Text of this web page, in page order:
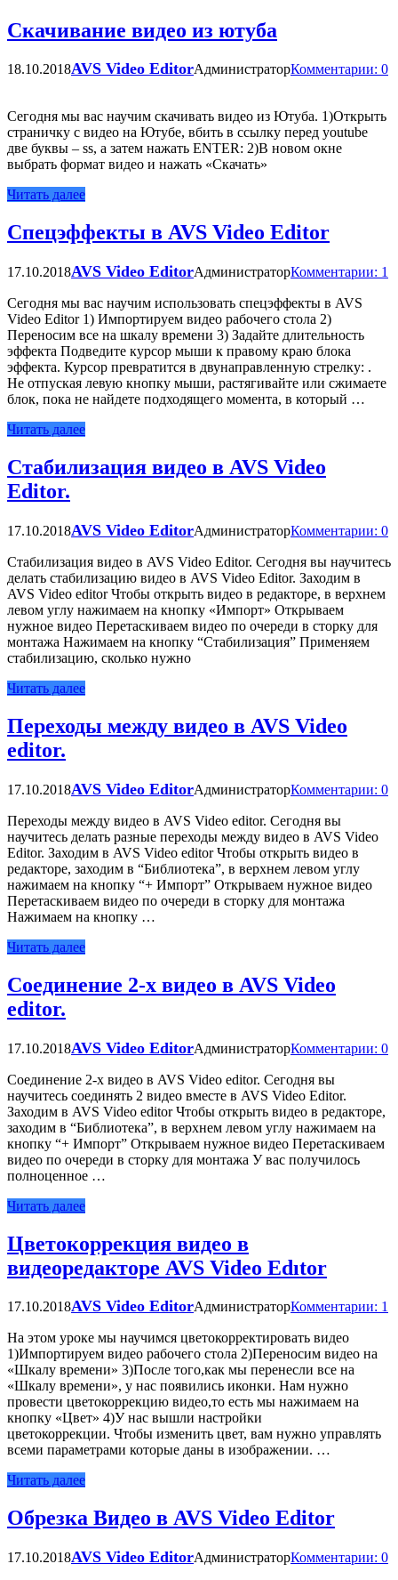
Скачивание видео из ютуба
18.10.2018AVS Video EditorАдминистраторКомментарии: 0
Сегодня мы вас научим скачивать видео из Ютуба. 1)Открыть
страничку с видео на Ютубе, вбить в ссылку перед youtube
две буквы – ss, а затем нажать ENTER: 2)В новом окне
выбрать формат видео и нажать «Скачать»
Читать далее
Спецэффекты в AVS Video Editor
17.10.2018AVS Video EditorАдминистраторКомментарии: 1
Сегодня мы вас научим использовать спецэффекты в AVS
Video Editor 1) Импортируем видео рабочего стола 2)
Переносим все на шкалу времени 3) Задайте длительность
эффекта Подведите курсор мыши к правому краю блока
эффекта. Курсор превратится в двунаправленную стрелку: .
Не отпуская левую кнопку мыши, растягивайте или сжимаете
блок, пока не найдете подходящего момента, в который …
Читать далее
Стабилизация видео в AVS Video
Editor.
17.10.2018AVS Video EditorАдминистраторКомментарии: 0
Стабилизация видео в AVS Video Editor. Сегодня вы научитесь
делать стабилизацию видео в AVS Video Editor. Заходим в
AVS Video editor Чтобы открыть видео в редакторе, в верхнем
левом углу нажимаем на кнопку «Импорт» Открываем
нужное видео Перетаскиваем видео по очереди в сторку для
монтажа Нажимаем на кнопку “Стабилизация” Применяем
стабилизацию, сколько нужно
Читать далее
Переходы между видео в AVS Video
editor.
17.10.2018AVS Video EditorАдминистраторКомментарии: 0
Переходы между видео в AVS Video editor. Сегодня вы
научитесь делать разные переходы между видео в AVS Video
Editor. Заходим в AVS Video editor Чтобы открыть видео в
редакторе, заходим в “Библиотека”, в верхнем левом углу
нажимаем на кнопку “+ Импорт” Открываем нужное видео
Перетаскиваем видео по очереди в сторку для монтажа
Нажимаем на кнопку …
Читать далее
Соединение 2-х видео в AVS Video
editor.
17.10.2018AVS Video EditorАдминистраторКомментарии: 0
Соединение 2-х видео в AVS Video editor. Сегодня вы
научитесь соединять 2 видео вместе в AVS Video Editor.
Заходим в AVS Video editor Чтобы открыть видео в редакторе,
заходим в “Библиотека”, в верхнем левом углу нажимаем на
кнопку “+ Импорт” Открываем нужное видео Перетаскиваем
видео по очереди в сторку для монтажа У вас получилось
полноценное …
Читать далее
Цветокоррекция видео в
видеоредакторе AVS Video Edıtor
17.10.2018AVS Video EditorАдминистраторКомментарии: 1
На этом уроке мы научимся цветокорректировать видео
1)Импортируем видео рабочего стола 2)Переносим видео на
«Шкалу времени» 3)После того,как мы перенесли все на
«Шкалу времени», у нас появились иконки. Нам нужно
провести цветокоррекцию видео,то есть мы нажимаем на
кнопку «Цвет» 4)У нас вышли настройки
цветокоррекции. Чтобы изменить цвет, вам нужно управлять
всеми параметрами которые даны в изображении. …
Читать далее
Обрезка Видео в AVS Video Editor
17.10.2018AVS Video EditorАдминистраторКомментарии: 0